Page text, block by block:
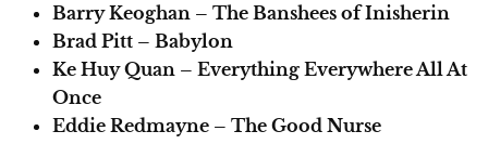
Barry Keoghan – The Banshees of Inisherin
Brad Pitt – Babylon
Ke Huy Quan – Everything Everywhere All At
Once
Eddie Redmayne – The Good Nurse